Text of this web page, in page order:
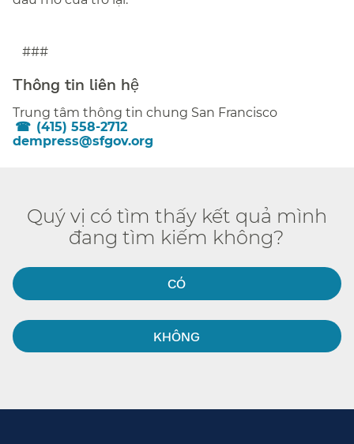
###​​
Thông tin liên hệ​​
Trung tâm thông tin chung San Francisco​​
(415) 558-2712​​
dempress@sfgov.org​​
Quý vị có tìm thấy kết quả mình
đang tìm kiếm không?​​
CÓ​​
KHÔNG​​